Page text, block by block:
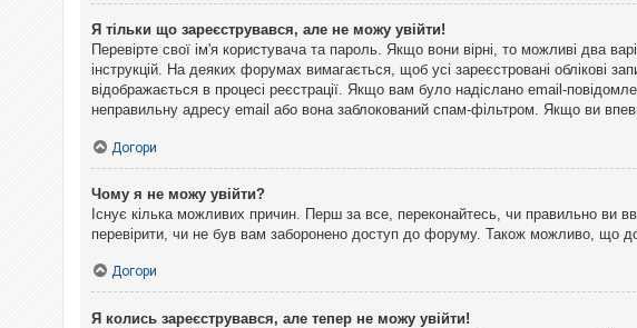
Я тільки що зареєструвався, але не можу увійти!
Перевірте свої ім'я користувача та пароль. Якщо вони вірні, то можливі два
інструкцій. На деяких форумах вимагається, щоб усі зареєстровані облікові
відображається в процесі реєстрації. Якщо вам було надіслано email-
неправильну адресу email або вона заблокований спам-фільтром. Якщо ви
Догори
Чому я не можу увійти?
Існує кілька можливих причин. Перш за все, переконайтесь, чи правильно ви
перевірити, чи не був вам заборонено доступ до форуму. Також можливо, що
Догори
Я колись зареєструвався, але тепер не можу увійти!